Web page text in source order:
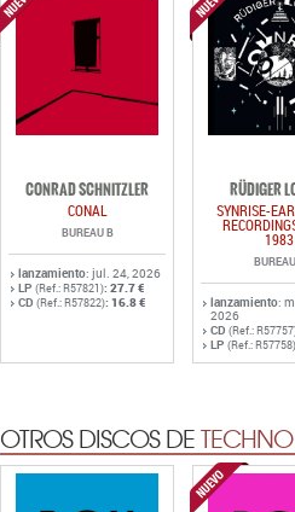
CONRAD SCHNITZLER
CONAL
BUREAU B
lanzamiento: jul. 24, 2026
LP (Ref.: R57821): 27.7 €
CD (Ref.: R57822): 16.8 €
RÜDIGER
SYNRISE-
1983
lanzamiento:
2026
CD (Ref.:
LP (Ref.: R57758)
OTROS DISCOS DE